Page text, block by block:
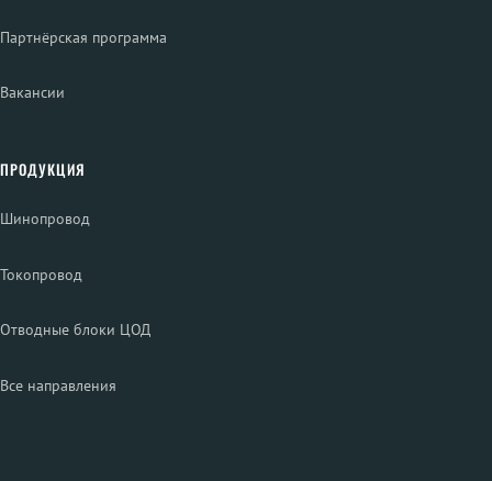
Партнёрская программа
Вакансии
ПРОДУКЦИЯ
Шинопровод
Токопровод
Отводные блоки ЦОД
Все направления